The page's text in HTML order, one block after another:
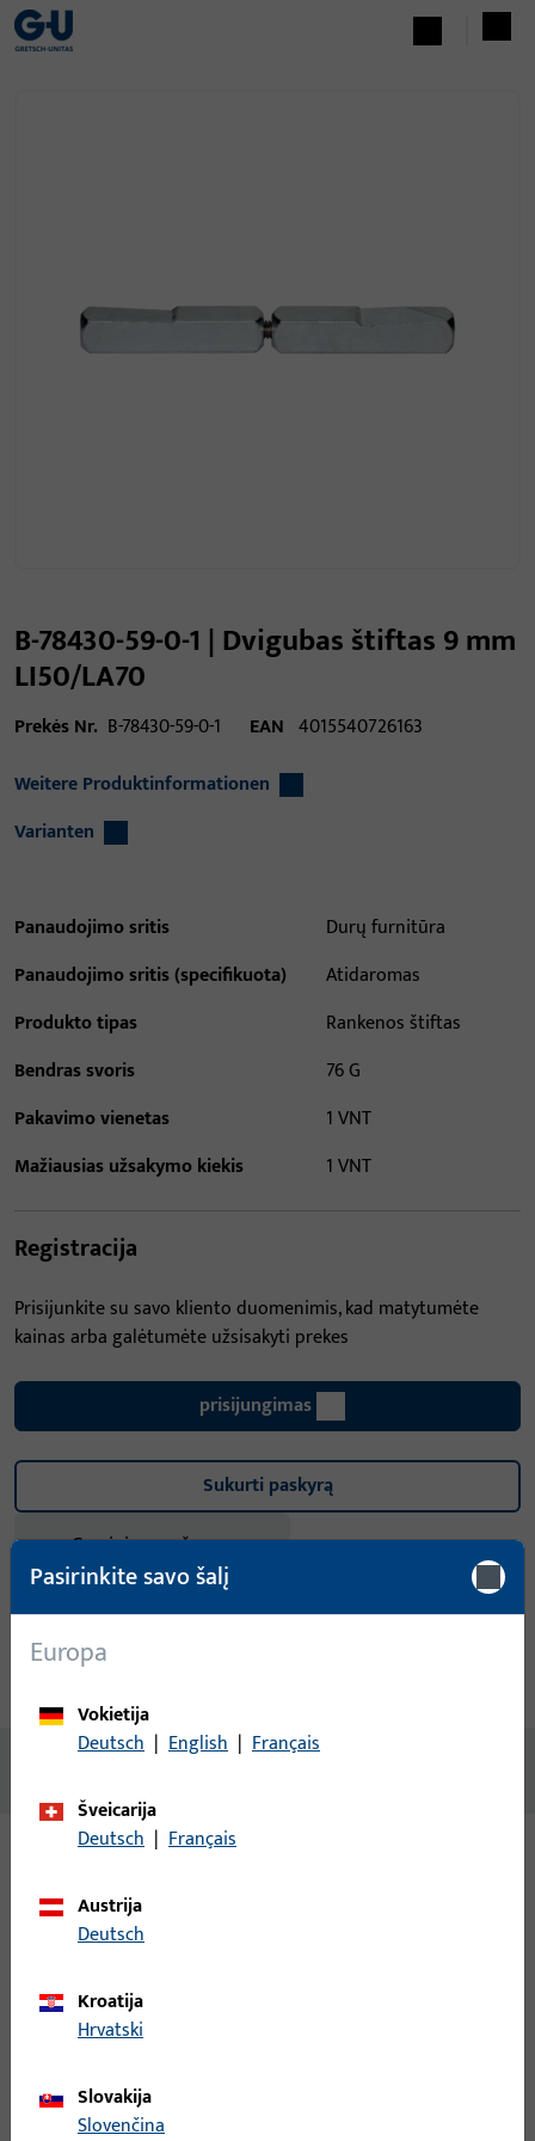
B-78430-59-0-1 | Dvigubas štiftas 9 mm
LI50/LA70
Prekės Nr. B-78430-59-0-1 EAN 4015540726163
Weitere Produktinformationen
Varianten
Panaudojimo sritis
Durų furnitūra
Panaudojimo sritis (specifikuota)
Atidaromas
Produkto tipas
Rankenos štiftas
Bendras svoris
76 G
Pakavimo vienetas
1 VNT
Mažiausias užsakymo kiekis
1 VNT
Registracija
Prisijunkite su savo kliento duomenimis, kad matytumėte
kainas arba galėtumėte užsisakyti prekes
prisijungimas
Sukurti paskyrą
Gaminio aprašymas
Techniniai duomenys
Variantai
Šiam gaminiui galimi šie variantai:
Rankenos štiftas, bendras plotis 9 mm, bendras aukštis / gylis
Pasirinkite savo šalį
Europa
Vokietija
Deutsch | English | Français
Šveicarija
Deutsch | Français
Austrija
Deutsch
Kroatija
Hrvatski
Slovakija
Slovenčina